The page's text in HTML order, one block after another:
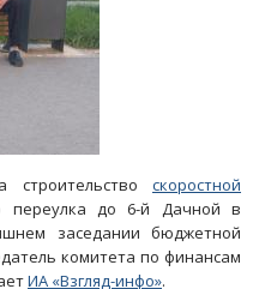
скоростной
переулка до 6-й Дачной в
заседании бюджетной
комитета по финансам
ИА «Взгляд-инфо».